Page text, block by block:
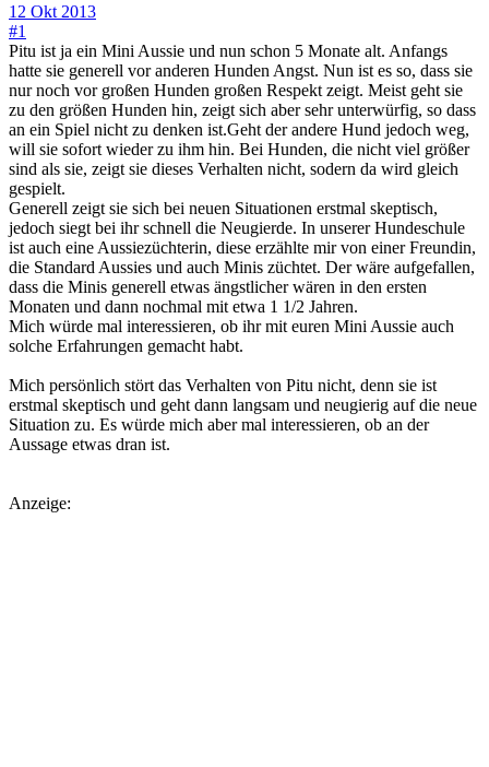
12 Okt 2013
#1
Pitu ist ja ein Mini Aussie und nun schon 5 Monate alt. Anfangs
hatte sie generell vor anderen Hunden Angst. Nun ist es so, dass sie
nur noch vor großen Hunden großen Respekt zeigt. Meist geht sie
zu den größen Hunden hin, zeigt sich aber sehr unterwürfig, so dass
an ein Spiel nicht zu denken ist.Geht der andere Hund jedoch weg,
will sie sofort wieder zu ihm hin. Bei Hunden, die nicht viel größer
sind als sie, zeigt sie dieses Verhalten nicht, sodern da wird gleich
gespielt.
Generell zeigt sie sich bei neuen Situationen erstmal skeptisch,
jedoch siegt bei ihr schnell die Neugierde. In unserer Hundeschule
ist auch eine Aussiezüchterin, diese erzählte mir von einer Freundin,
die Standard Aussies und auch Minis züchtet. Der wäre aufgefallen,
dass die Minis generell etwas ängstlicher wären in den ersten
Monaten und dann nochmal mit etwa 1 1/2 Jahren.
Mich würde mal interessieren, ob ihr mit euren Mini Aussie auch
solche Erfahrungen gemacht habt.
Mich persönlich stört das Verhalten von Pitu nicht, denn sie ist
erstmal skeptisch und geht dann langsam und neugierig auf die neue
Situation zu. Es würde mich aber mal interessieren, ob an der
Aussage etwas dran ist.
Anzeige: